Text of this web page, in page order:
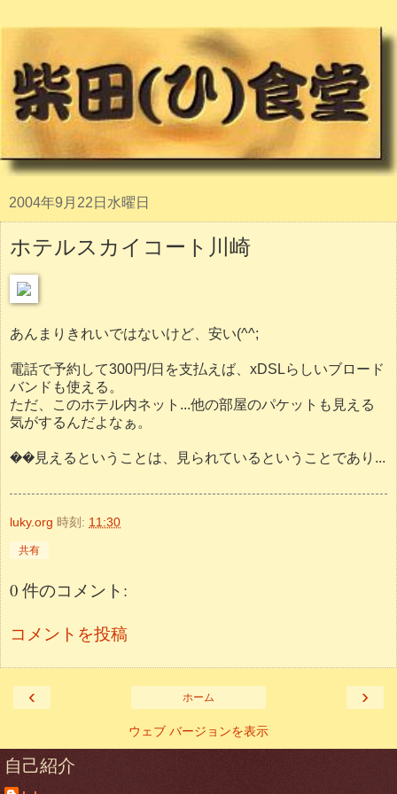
2004年9月22日水曜日
ホテルスカイコート川崎
あんまりきれいではないけど、安い(^^;
電話で予約して300円/日を支払えば、xDSLらしいブロード
バンドも使える。
ただ、このホテル内ネット...他の部屋のパケットも見える
気がするんだよなぁ。
��見えるということは、見られているということであり...
luky.org 時刻: 11:30
共有
0 件のコメント:
コメントを投稿
‹ ›
ホーム
ウェブ バージョンを表示
自己紹介